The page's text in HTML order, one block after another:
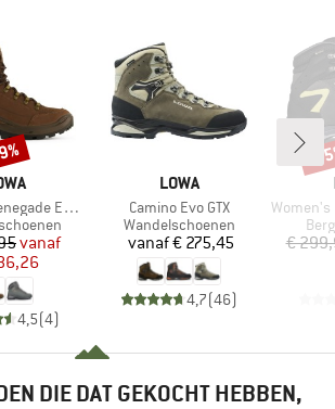
Evo LL Mid
Prijs
Verlaagde prijs
vanaf
4,5(4)
MERK
LOWA
Artikel
Camino Evo GTX
Productgroep
Wandelschoenen
Prijs
vanaf€ 275,45
4,7(46)
Artikel
Women's
€
-
DIE DAT GEKOCHT HEBBEN,